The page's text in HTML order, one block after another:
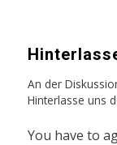
An der
Hinterlasse uns
You have to